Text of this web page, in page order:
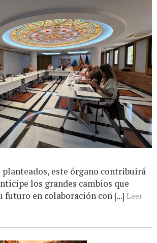
planteados, este órgano contribuirá
los grandes cambios que
futuro en colaboración con [...] Leer